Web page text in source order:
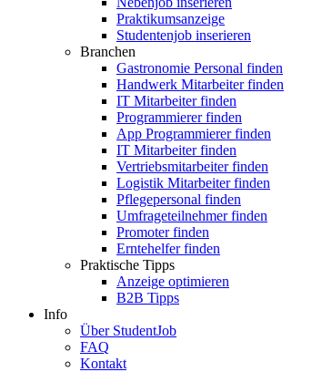
Praktikumsanzeige
Studentenjob inserieren
Branchen
Gastronomie Personal finden
Handwerk Mitarbeiter finden
IT Mitarbeiter finden
Programmierer finden
App Programmierer finden
IT Mitarbeiter finden
Vertriebsmitarbeiter finden
Logistik Mitarbeiter finden
Pflegepersonal finden
Umfrageteilnehmer finden
Promoter finden
Erntehelfer finden
Praktische Tipps
Anzeige optimieren
B2B Tipps
Info
Über StudentJob
FAQ
Kontakt